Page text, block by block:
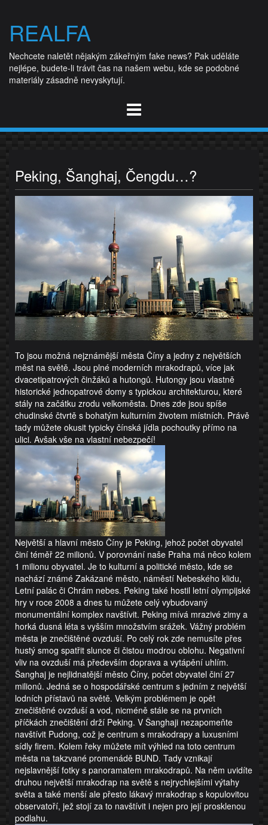
content
REALFA
Nechcete naletět nějakým zákeřným fake news? Pak uděláte
nejlépe, budete-li trávit čas na našem webu, kde se podobné
materiály zásadně nevyskytují.
Peking, Šanghaj, Čengdu…?
To jsou možná nejznámější města Číny a jedny z největších
měst na světě. Jsou plné moderních mrakodrapů, více jak
dvacetipatrových činžáků a hutongů. Hutongy jsou vlastně
historické jednopatrové domy s typickou architekturou, které
stály na začátku zrodu velkoměsta. Dnes zde jsou spíše
chudinské čtvrtě s bohatým kulturním životem místních. Právě
tady můžete okusit typicky čínská jídla pochoutky přímo na
ulici. Avšak vše na vlastní nebezpečí!
Největší a hlavní město Číny je Peking, jehož počet obyvatel
činí téměř 22 milionů. V porovnání naše Praha má něco kolem
1 milionu obyvatel. Je to kulturní a politické město, kde se
nachází známé Zakázané město, náměstí Nebeského klidu,
Letní palác či Chrám nebes. Peking také hostil letní olympijské
hry v roce 2008 a dnes tu můžete celý vybudovaný
monumentální komplex navštívit. Peking mívá mrazivé zimy a
horká dusná léta s vyšším množstvím srážek. Vážný problém
města je znečištěné ovzduší. Po celý rok zde nemusíte přes
hustý smog spatřit slunce či čistou modrou oblohu. Negativní
vliv na ovzduší má především doprava a vytápění uhlím.
Šanghaj je nejlidnatější město Číny, počet obyvatel činí 27
milionů. Jedná se o hospodářské centrum s jedním z největší
lodních přístavů na světě. Velkým problémem je opět
znečištěné ovzduší a vod, nicméně stále se na prvních
příčkách znečištění drží Peking. V Šanghaji nezapomeňte
navštívit Pudong, což je centrum s mrakodrapy a luxusními
sídly firem. Kolem řeky můžete mít výhled na toto centrum
města na takzvané promenádě BUND. Tady vznikají
nejslavnější fotky s panoramatem mrakodrapů. Na něm uvidíte
druhou největší mrakodrap na světě s nejrychlejšími výtahy
světa a také menší ale přesto lákavý mrakodrap s kopulovitou
observatoří, jež stojí za to navštívit i nejen pro její prosklenou
podlahu.